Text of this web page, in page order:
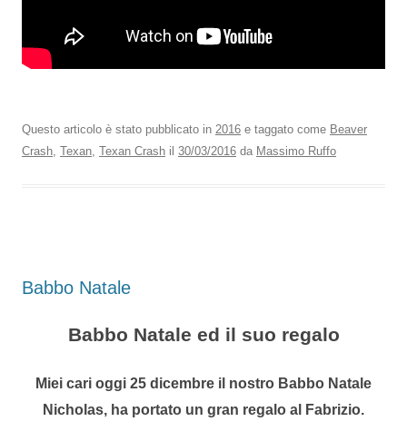
Questo articolo è stato pubblicato in 2016 e taggato come Beaver
Crash, Texan, Texan Crash il 30/03/2016 da Massimo Ruffo
Babbo Natale
Babbo Natale ed il suo regalo
Miei cari oggi 25 dicembre il nostro Babbo Natale
Nicholas, ha portato un gran regalo al Fabrizio.